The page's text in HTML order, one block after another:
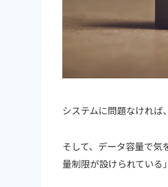
システムに問題なければ
そして、データ容量で気
量制限が設けられている